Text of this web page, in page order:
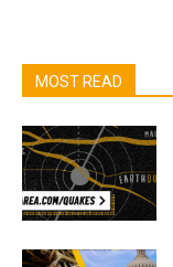
MOST READ